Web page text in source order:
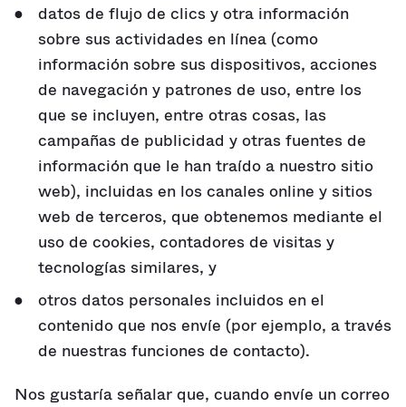
datos de flujo de clics y otra información
sobre sus actividades en línea (como
información sobre sus dispositivos, acciones
de navegación y patrones de uso, entre los
que se incluyen, entre otras cosas, las
campañas de publicidad y otras fuentes de
información que le han traído a nuestro sitio
web), incluidas en los canales online y sitios
web de terceros, que obtenemos mediante el
uso de cookies, contadores de visitas y
tecnologías similares, y
otros datos personales incluidos en el
contenido que nos envíe (por ejemplo, a través
de nuestras funciones de contacto).
Nos gustaría señalar que, cuando envíe un correo